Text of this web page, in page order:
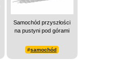
Samochód przyszłości
na pustyni pod górami
#samochód